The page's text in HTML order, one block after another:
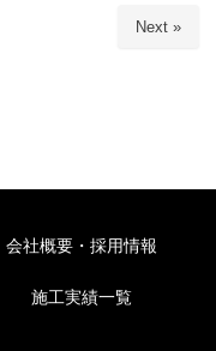
Next »
会社概要・採用情報
施工実績一覧